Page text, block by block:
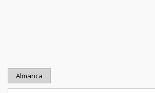
Almanca